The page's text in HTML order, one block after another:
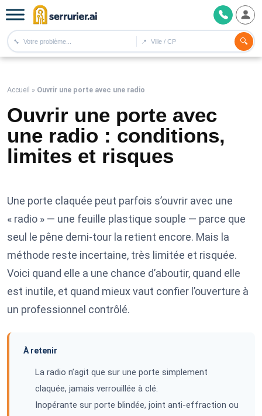
🔧 📍 🔍
Accueil » Ouvrir une porte avec une radio
Ouvrir une porte avec
une radio : conditions,
limites et risques
Une porte claquée peut parfois s’ouvrir avec une
« radio » — une feuille plastique souple — parce que
seul le pêne demi-tour la retient encore. Mais la
méthode reste incertaine, très limitée et risquée.
Voici quand elle a une chance d’aboutir, quand elle
est inutile, et quand mieux vaut confier l’ouverture à
un professionnel contrôlé.
À retenir
La radio n’agit que sur une porte simplement
claquée, jamais verrouillée à clé.
Inopérante sur porte blindée, joint anti-effraction ou